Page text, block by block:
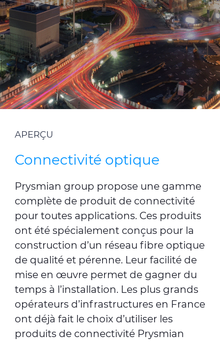
Nos documents
Énergies Renouvelables
Médias
Site corporate
Nous contacter
CABLE APP PRYSMIAN CLUB
APERÇU
Connectivité optique
Prysmian group propose une gamme
complète de produit de connectivité
pour toutes applications. Ces produits
ont été spécialement conçus pour la
construction d’un réseau fibre optique
de qualité et pérenne. Leur facilité de
mise en œuvre permet de gagner du
temps à l’installation. Les plus grands
opérateurs d’infrastructures en France
ont déjà fait le choix d’utiliser les
produits de connectivité Prysmian